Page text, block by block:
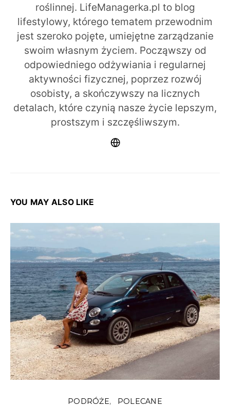
roślinnej. LifeManagerka.pl to blog
lifestylowy, którego tematem przewodnim
jest szeroko pojęte, umiejętne zarządzanie
swoim własnym życiem. Począwszy od
odpowiedniego odżywiania i regularnej
aktywności fizycznej, poprzez rozwój
osobisty, a skończywszy na licznych
detalach, które czynią nasze życie lepszym,
prostszym i szczęśliwszym.
YOU MAY ALSO LIKE
PODRÓŻE POLECANE